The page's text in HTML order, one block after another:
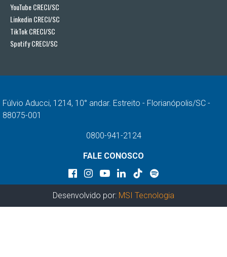
YouTube CRECI/SC
Linkedin CRECI/SC
TikTok CRECI/SC
Spotify CRECI/SC
Fúlvio Aducci, 1214, 10° andar. Estreito - Florianópolis/SC -
88075-001
0800-941-2124
FALE CONOSCO
Desenvolvido por: MSI Tecnologia